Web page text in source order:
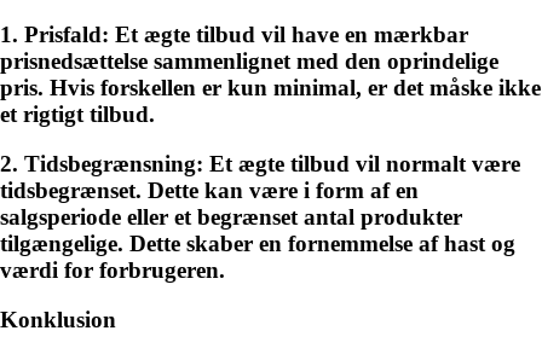
1. Prisfald: Et ægte tilbud vil have en mærkbar
prisnedsættelse sammenlignet med den oprindelige
pris. Hvis forskellen er kun minimal, er det måske ikke
et rigtigt tilbud.
2. Tidsbegrænsning: Et ægte tilbud vil normalt være
tidsbegrænset. Dette kan være i form af en
salgsperiode eller et begrænset antal produkter
tilgængelige. Dette skaber en fornemmelse af hast og
værdi for forbrugeren.
Konklusion